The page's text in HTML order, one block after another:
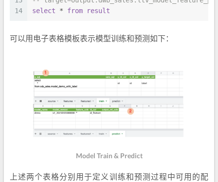
14
select
* from result
可以用电子表格模板表示模型训练和预测如下：
Model Train & Predict
上述两个表格分别用于定义训练和预测过程中可用的配